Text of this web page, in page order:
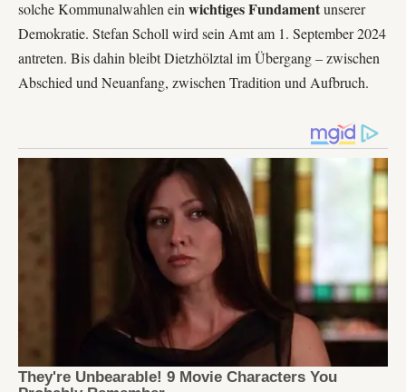
solche Kommunalwahlen ein wichtiges Fundamentunserer
Demokratie. Stefan Scholl wird sein Amt am 1. September 2024
antreten. Bis dahin bleibt Dietzhölztal im Übergang – zwischen
Abschied und Neuanfang, zwischen Tradition und Aufbruch.